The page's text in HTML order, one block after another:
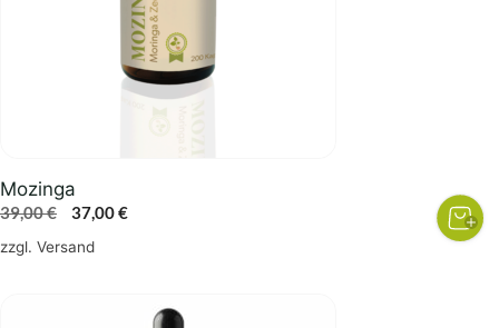
Mozinga
39,00€
Ursprünglicher
Preis
37,00€Aktueller
zzgl. Versand